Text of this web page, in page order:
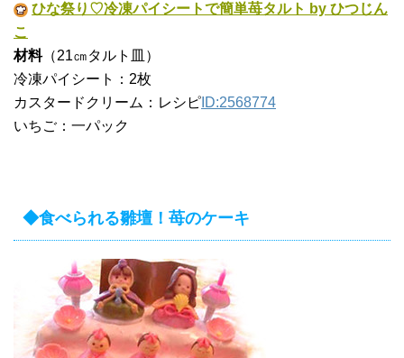
ひな祭り♡冷凍パイシートで簡単苺タルト by ひつじん
こ
材料（21㎝タルト皿）
冷凍パイシート：2枚
カスタードクリーム：レシピ ID:2568774
いちご：一パック
◆食べられる雛壇！苺のケーキ